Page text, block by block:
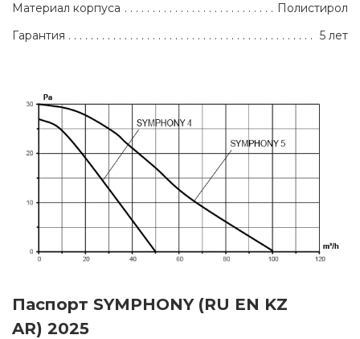
Материал корпуса
Полистирол
Гарантия
5 лет
Паспорт SYMPHONY (RU EN KZ
AR) 2025